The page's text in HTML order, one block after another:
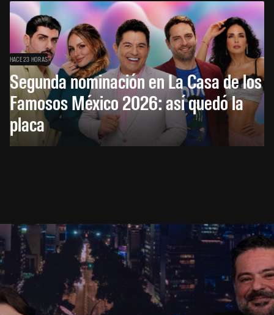
HACE 23 HORAS
Segunda nominación en La Casa de los
Famosos México 2026: así quedó la
placa